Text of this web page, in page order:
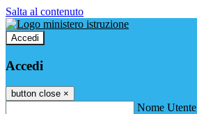
Salta al contenuto
Accedi
Accedi
button close ×
Nome Utente